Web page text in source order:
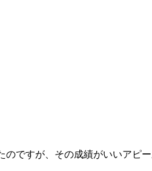
ですが、その成績がいいアピ